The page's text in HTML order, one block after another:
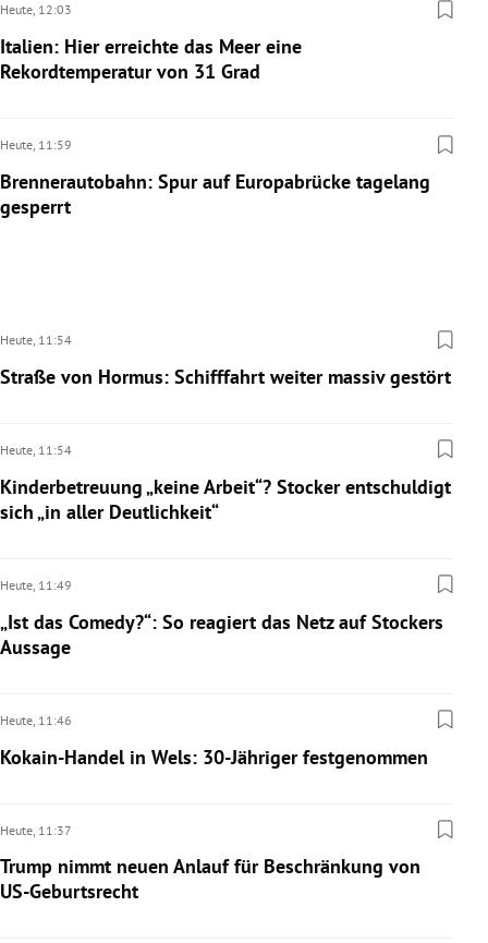
Heute, 12:03
Italien: Hier erreichte das Meer eine
Rekordtemperatur von 31 Grad
Heute, 11:59
Brennerautobahn: Spur auf Europabrücke tagelang
gesperrt
Heute, 11:54
Straße von Hormus: Schifffahrt weiter massiv gestört
Heute, 11:54
Kinderbetreuung „keine Arbeit“? Stocker entschuldigt
sich „in aller Deutlichkeit“
Heute, 11:49
„Ist das Comedy?“: So reagiert das Netz auf Stockers
Aussage
Heute, 11:46
Kokain-Handel in Wels: 30-Jähriger festgenommen
Heute, 11:37
Trump nimmt neuen Anlauf für Beschränkung von
US-Geburtsrecht